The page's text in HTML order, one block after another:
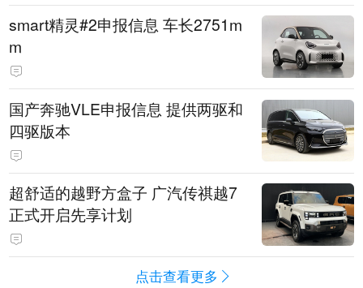
smart精灵#2申报信息 车长2751m
m
国产奔驰VLE申报信息 提供两驱和
四驱版本
超舒适的越野方盒子 广汽传祺越7
正式开启先享计划
点击查看更多